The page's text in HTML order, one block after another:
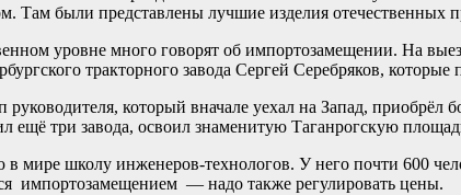
Там были представлены лучшие изделия отечественных
уровне много говорят об импортозамещении. На
тракторного завода Сергей Серебряков,
который вначале уехал на Запад, приобрёл
ещё три завода, освоил знаменитую Таганрогскую
мире школу инженеров-технологов. У него почти 600
импортозамещением — надо также регулировать цены.